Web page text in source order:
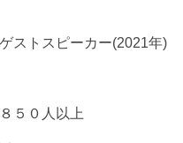
ストスピーカー(2021年)
５０人以上